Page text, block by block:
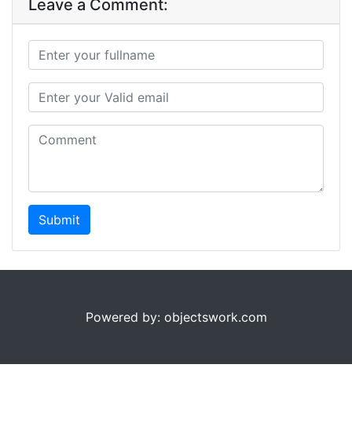
Leave a Comment:
Submit
Powered by: objectswork.com